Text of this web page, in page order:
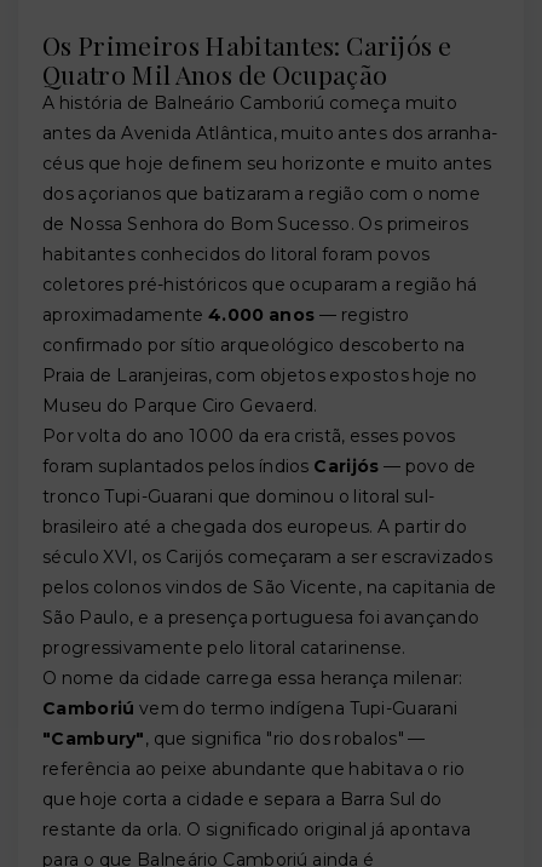
Os Primeiros Habitantes: Carijós e
Quatro Mil Anos de Ocupação
A história de Balneário Camboriú começa muito
antes da Avenida Atlântica, muito antes dos arranha-
céus que hoje definem seu horizonte e muito antes
dos açorianos que batizaram a região com o nome
de Nossa Senhora do Bom Sucesso. Os primeiros
habitantes conhecidos do litoral foram povos
coletores pré-históricos que ocuparam a região há
aproximadamente4.000 anos — registro
confirmado por sítio arqueológico descoberto na
Praia de Laranjeiras, com objetos expostos hoje no
Museu do Parque Ciro Gevaerd.
Por volta do ano 1000 da era cristã, esses povos
foram suplantados pelos índios Carijós — povo de
tronco Tupi-Guarani que dominou o litoral sul-
brasileiro até a chegada dos europeus. A partir do
século XVI, os Carijós começaram a ser escravizados
pelos colonos vindos de São Vicente, na capitania de
São Paulo, e a presença portuguesa foi avançando
progressivamente pelo litoral catarinense.
O nome da cidade carrega essa herança milenar:
Camboriú vem do termo indígena Tupi-Guarani
"Cambury", que significa "rio dos robalos" —
referência ao peixe abundante que habitava o rio
que hoje corta a cidade e separa a Barra Sul do
restante da orla. O significado original já apontava
para o que Balneário Camboriú ainda é